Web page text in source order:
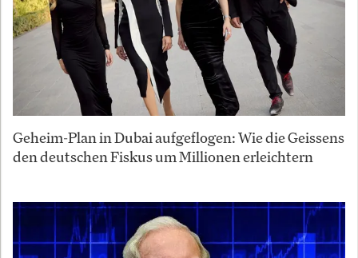
Geheim-Plan in Dubai aufgeflogen: Wie die Geissens
den deutschen Fiskus um Millionen erleichtern